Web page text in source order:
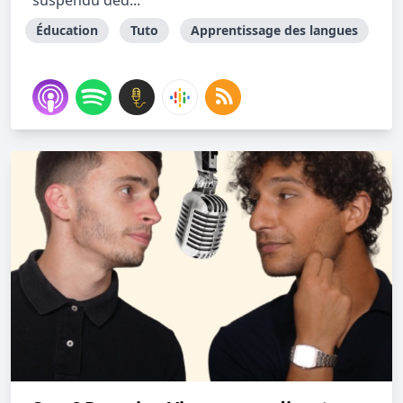
Éducation Tuto Apprentissage des langues